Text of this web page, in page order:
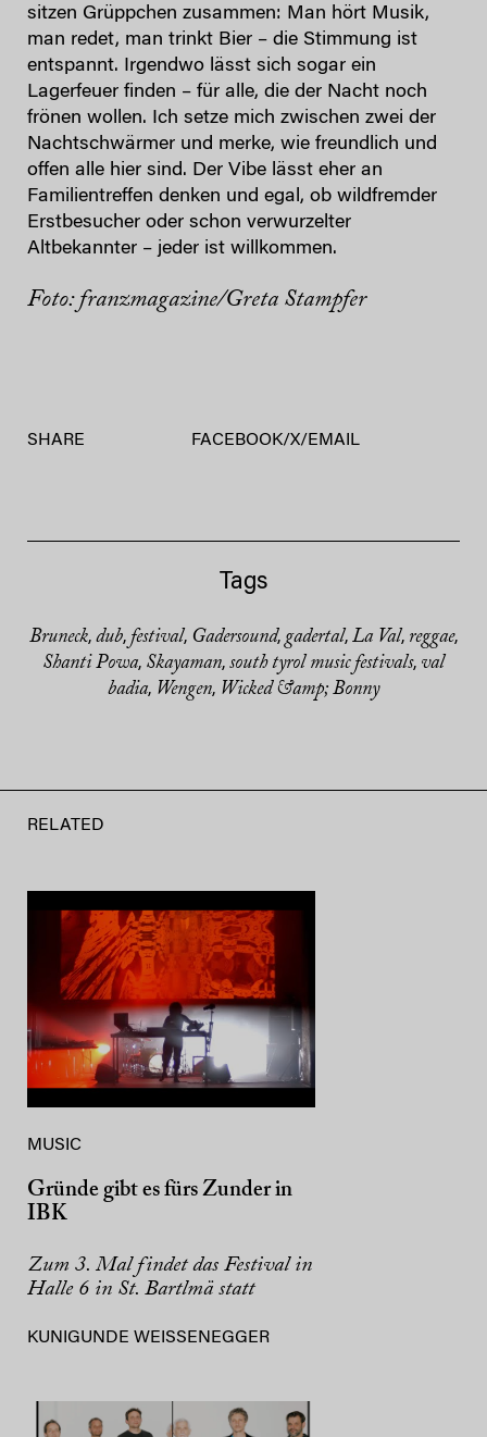
sitzen Grüppchen zusammen: Man hört Musik,
man redet, man trinkt Bier – die Stimmung ist
entspannt. Irgendwo lässt sich sogar ein
Lagerfeuer finden – für alle, die der Nacht noch
frönen wollen. Ich setze mich zwischen zwei der
Nachtschwärmer und merke, wie freundlich und
offen alle hier sind. Der Vibe lässt eher an
Familientreffen denken und egal, ob wildfremder
Erstbesucher oder schon verwurzelter
Altbekannter – jeder ist willkommen.
Foto: franzmagazine/Greta Stampfer
SHARE FACEBOOK/X/ EMAIL
Tags
Bruneck, dub, festival, Gadersound, gadertal, La Val, reggae,
Shanti Powa, Skayaman, south tyrol music festivals, val
badia, Wengen, Wicked &amp; Bonny
RELATED
MUSIC
Gründe gibt es fürs Zunder in
IBK
Zum 3. Mal findet das Festival in
Halle 6 in St. Bartlmä statt
KUNIGUNDE WEISSENEGGER